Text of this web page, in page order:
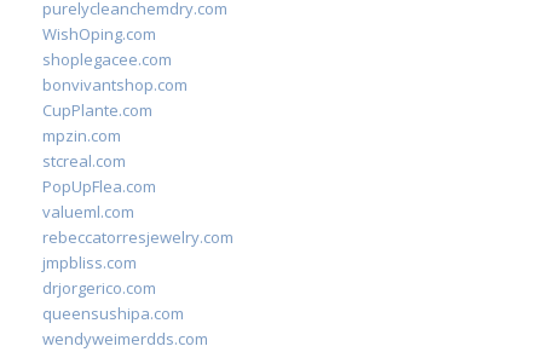
purelycleanchemdry.com
WishOping.com
shoplegacee.com
bonvivantshop.com
CupPlante.com
mpzin.com
stcreal.com
PopUpFlea.com
valueml.com
rebeccatorresjewelry.com
jmpbliss.com
drjorgerico.com
queensushipa.com
wendyweimerdds.com